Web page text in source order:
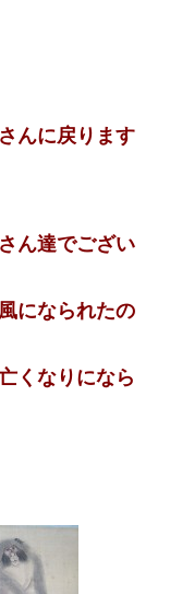
んに戻ります
ん達でござい
になられたの
くなりになら